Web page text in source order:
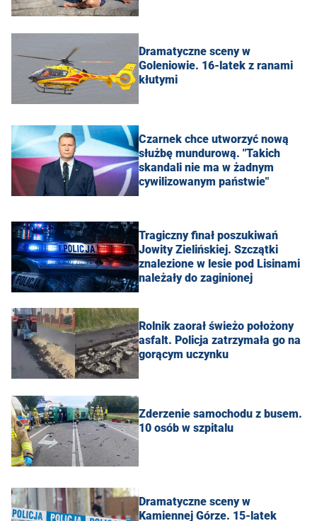
Dramatyczne sceny w
Goleniowie. 16-latek z ranami
kłutymi
Czarnek chce utworzyć nową
służbę mundurową. "Takich
skandali nie ma w żadnym
cywilizowanym państwie"
Tragiczny finał poszukiwań
Jowity Zielińskiej. Szczątki
znalezione w lesie pod Lisinami
należały do zaginionej
Rolnik zaorał świeżo położony
asfalt. Policja zatrzymała go na
gorącym uczynku
Zderzenie samochodu z busem.
10 osób w szpitalu
Dramatyczne sceny w
Kamiennej Górze. 15-latek